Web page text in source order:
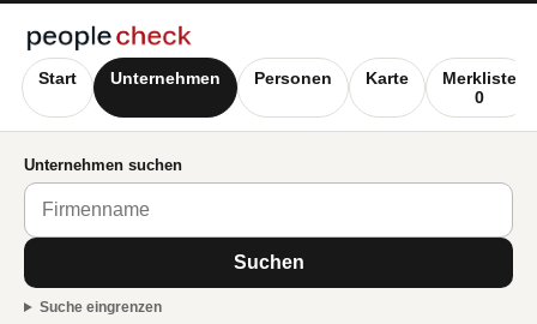
Start Unternehmen Personen Karte
Merkliste
0
Unternehmen suchen
Suchen
Suche eingrenzen